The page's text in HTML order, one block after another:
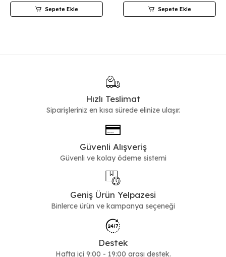
Sepete Ekle Sepete Ekle
Hızlı Teslimat
Siparişleriniz en kısa sürede elinize ulaşır.
Güvenli Alışveriş
Güvenli ve kolay ödeme sistemi
Geniş Ürün Yelpazesi
Binlerce ürün ve kampanya seçeneği
Destek
Hafta içi 9:00 - 19:00 arası destek.